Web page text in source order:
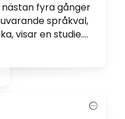
fyra gånger
språkval,
visar en studie.